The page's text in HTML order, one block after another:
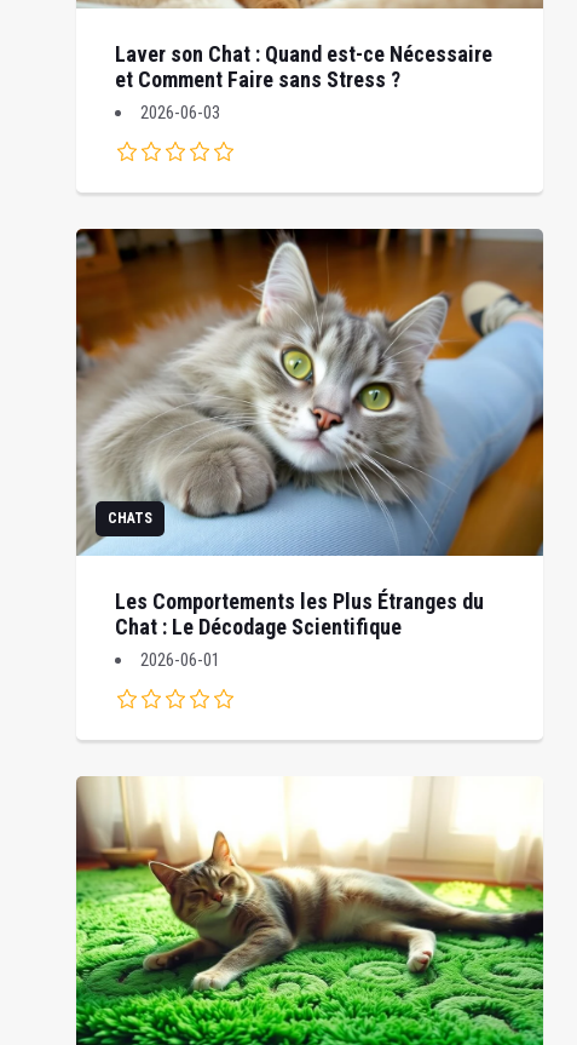
Laver son Chat : Quand est-ce Nécessaire
et Comment Faire sans Stress ?
2026-06-03
CHATS
Les Comportements les Plus Étranges du
Chat : Le Décodage Scientifique
2026-06-01